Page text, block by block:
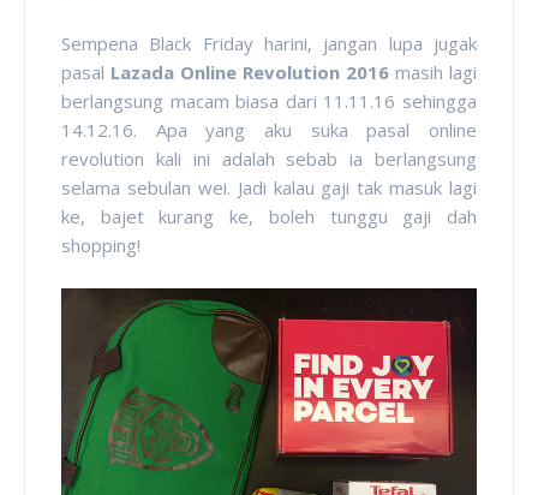
Sempena Black Friday harini, jangan lupa jugak
pasal Lazada Online Revolution 2016 masih lagi
berlangsung macam biasa dari 11.11.16 sehingga
14.12.16. Apa yang aku suka pasal online
revolution kali ini adalah sebab ia berlangsung
selama sebulan wei. Jadi kalau gaji tak masuk lagi
ke, bajet kurang ke, boleh tunggu gaji dah
shopping!